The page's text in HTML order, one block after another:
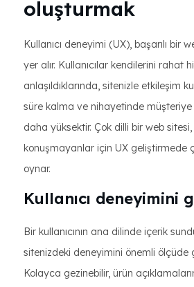
oluşturmak
Kullanıcı deneyimi (UX), başarılı bir
yer alır. Kullanıcılar kendilerini rahat
anlaşıldıklarında, sitenizle etkileşim
süre kalma ve nihayetinde müşteriye
daha yüksektir. Çok dilli bir web
konuşmayanlar için UX geliştirmede
oynar.
Kullanıcı deneyimini
Bir kullanıcının ana dilinde içerik
sitenizdeki deneyimini önemli ölçüde
Kolayca gezinebilir, ürün